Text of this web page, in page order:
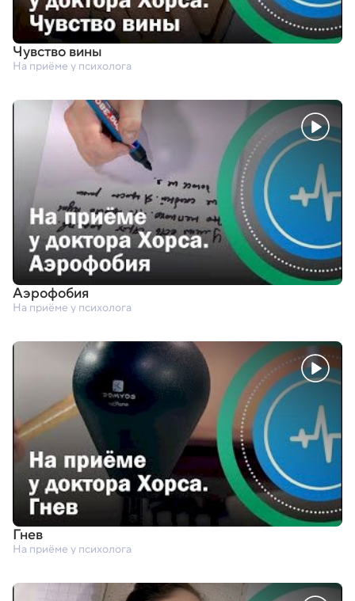
Чувство вины
На приёме у психолога
Аэрофобия
На приёме у психолога
Гнев
На приёме у психолога